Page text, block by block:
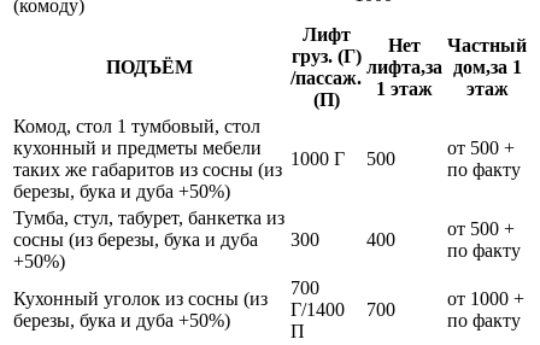
(комоду)
ПОДЪЁМ
Лифт
груз. (Г)
/пассаж.
(П)
Нет
лифта,за
1 этаж
Частный
дом,за 1
этаж
Комод, стол 1 тумбовый, стол
кухонный и предметы мебели
таких же габаритов из сосны (из
березы, бука и дуба +50%)
1000 Г 500
от 500 +
по факту
Тумба, стул, табурет, банкетка из
сосны (из березы, бука и дуба
+50%)
300 400
от 500 +
по факту
Кухонный уголок из сосны (из
березы, бука и дуба +50%)
700
Г/1400
П
700
от 1000 +
по факту